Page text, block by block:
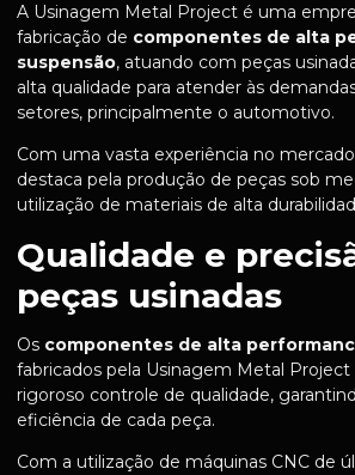
A Usinagem Metal Project é uma
fabricação de componentes de alta
suspensão, atuando com peças
alta qualidade para atender às
setores, principalmente o automotivo.
Com uma vasta experiência no
destaca pela produção de peças sob
utilização de materiais de alta
Qualidade e
peças usinadas
Os componentes de alta
fabricados pela Usinagem Metal
rigoroso controle de qualidade,
eficiência de cada peça.
Com a utilização de máquinas CNC de